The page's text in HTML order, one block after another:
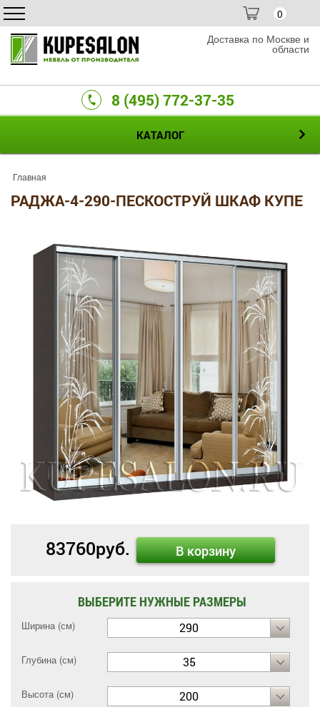
0
Доставка по Москве и
области
8 (495) 772-37-35
КАТАЛОГ
Главная
РАДЖА-4-290-ПЕСКОСТРУЙ ШКАФ КУПЕ
83760руб. В корзину
ВЫБЕРИТЕ НУЖНЫЕ РАЗМЕРЫ
Ширина (см) 290
Глубина (см) 35
Высота (см) 200